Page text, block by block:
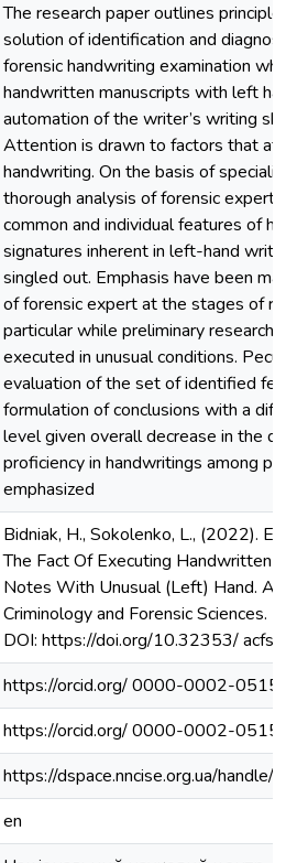
The research paper outlines
solution of identification and
forensic handwriting examination
handwritten manuscripts with left
automation of the writer’s writing
Attention is drawn to factors that
handwriting. On the basis of
thorough analysis of forensic
common and individual features of
signatures inherent in left-hand
singled out. Emphasis have been
of forensic expert at the stages of
particular while preliminary research
executed in unusual conditions.
evaluation of the set of identified
formulation of conclusions with a
level given overall decrease in the
proficiency in handwritings among
emphasized
Bidniak, H., Sokolenko, L., (2022).
The Fact Of Executing Handwritten
Notes With Unusual (Left) Hand.
Criminology and Forensic Sciences.
DOI: https://doi.org/10.32353/
https://orcid.org/ 0000-0002-
https://orcid.org/ 0000-0002-
https://dspace.nncise.org.ua/
en